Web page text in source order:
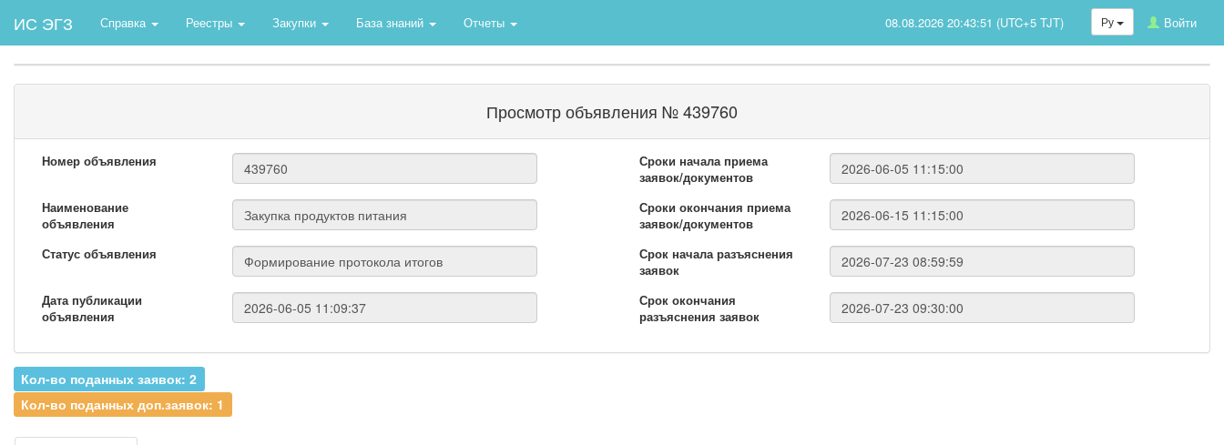
ИС ЭГЗ Справка Реестры Закупки База знаний Отчеты Ру Войти
08.08.2026 20:43:51 (UTC+5 TJT)
Просмотр объявления № 439760
Номер объявления
Наименование
объявления
Статус объявления
Дата публикации
объявления
Сроки начала приема
заявок/документов
Сроки окончания приема
заявок/документов
Срок начала разъяснения
заявок
Срок окончания
разъяснения заявок
Кол-во поданных заявок: 2
Кол-во поданных доп.заявок: 1